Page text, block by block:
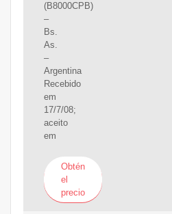
(B8000CPB)
–
Bs.
As.
–
Argentina
Recebido
em
17/7/08;
aceito
em
Obtén
el
precio